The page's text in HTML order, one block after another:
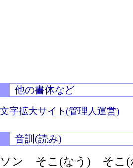
他の書体など
文字拡大サイト(管理人運営)
音訓(読み)
ソン そこ(なう)
そこ